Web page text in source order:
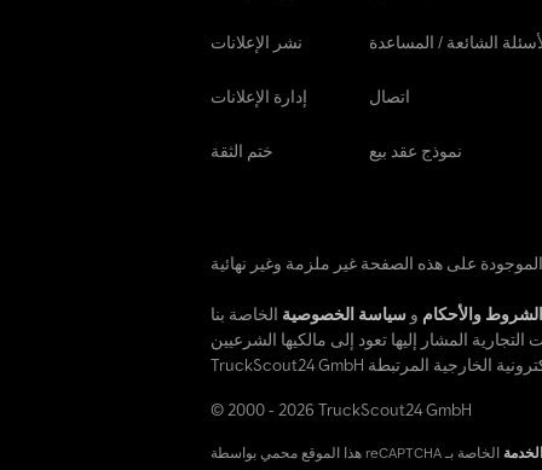
نشر الإعلانات
إدارة الإعلانات
ختم الثقة
الشائعة / المساعدة
اتصال
نموذج عقد بيع
الشروط والأحكام و سياسة الخصوصية
© 2000 - 2026 TruckScout24 GmbH